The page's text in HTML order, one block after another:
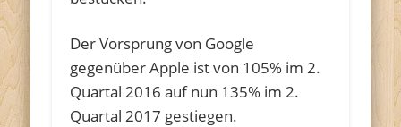
Der Vorsprung von Google
gegenüber Apple ist von 105% im 2.
Quartal 2016 auf nun 135% im 2.
Quartal 2017 gestiegen.